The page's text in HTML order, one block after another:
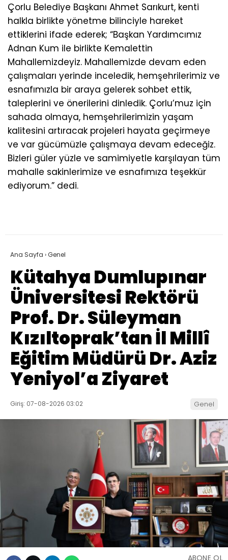
Çorlu Belediye Başkanı Ahmet Sarıkurt, kenti
halkla birlikte yönetme bilinciyle hareket
ettiklerini ifade ederek; “Başkan Yardımcımız
Adnan Kum ile birlikte Kemalettin
Mahallemizdeyiz. Mahallemizde devam eden
çalışmaları yerinde inceledik, hemşehrilerimiz ve
esnafımızla bir araya gelerek sohbet ettik,
taleplerini ve önerilerini dinledik. Çorlu’muz için
sahada olmaya, hemşehrilerimizin yaşam
kalitesini artıracak projeleri hayata geçirmeye
ve var gücümüzle çalışmaya devam edeceğiz.
Bizleri güler yüzle ve samimiyetle karşılayan tüm
mahalle sakinlerimize ve esnafımıza teşekkür
ediyorum.” dedi.
Ana Sayfa ›Genel
Kütahya Dumlupınar
Üniversitesi Rektörü
Prof. Dr. Süleyman
Kızıltoprak’tan İl Millî
Eğitim Müdürü Dr. Aziz
Yeniyol’a Ziyaret
Giriş: 07-08-2026 03:02 Genel
ABONE OL